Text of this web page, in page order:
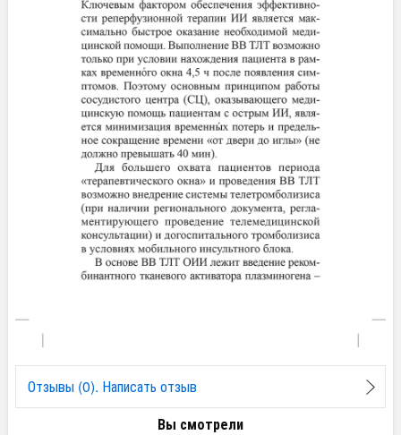
Отзывы (0). Написать отзыв
Вы смотрели